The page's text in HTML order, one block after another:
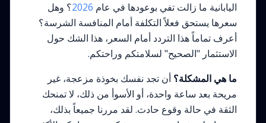
اليابانية ما زالت تفي بوعودها في عام 2026؟ وهل
سعرها يستحق فعلاً التكلفة أمام المنافسة الشرسة؟
أعرف تماماً هذا التردد أمام السعر، هذا الشك حول
الاستثمار "الصحيح" لسلامتكم وراحتكم.
ما هي المشكلة؟ أن تجد نفسك بخوذة مزعجة، غير
مريحة بعد ساعة واحدة، أو الأسوأ من ذلك، لا تمنحك
الثقة في حالة وقوع حادث. لقد مررنا جميعاً بذلك،